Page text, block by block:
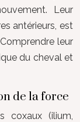
Leur
antérieurs, est
leur
du cheval et
de la force
coxaux (ilium,